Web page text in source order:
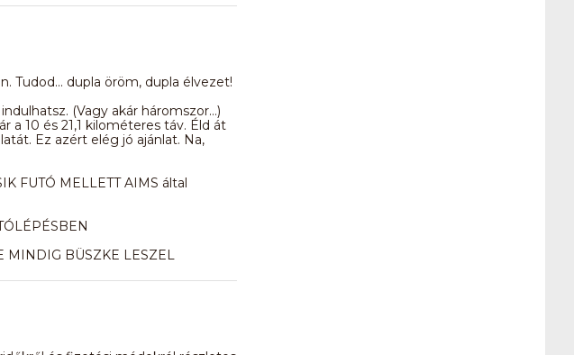
Tudod... dupla öröm, dupla élvezet!
(Vagy akár háromszor…)
a 10 és 21,1 kilométeres táv. Éld át
Ez azért elég jó ajánlat. Na,
FUTÓ MELLETT AIMS által
MINDIG BÜSZKE LESZEL